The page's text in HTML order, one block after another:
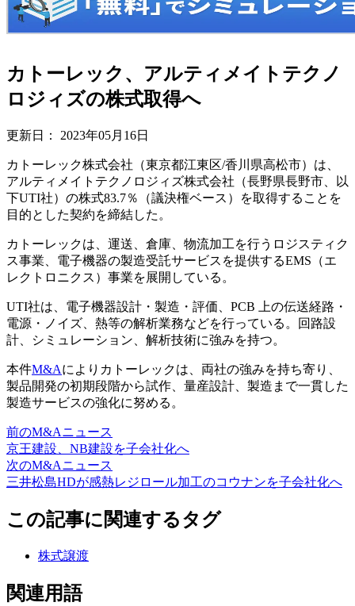
カトーレック、アルティメイトテクノ
ロジィズの株式取得へ
更新日： 2023年05月16日
カトーレック株式会社（東京都江東区/香川県高松市）は、
アルティメイトテクノロジィズ株式会社（長野県長野市、以
下UTI社）の株式83.7％（議決権ベース）を取得することを
目的とした契約を締結した。
カトーレックは、運送、倉庫、物流加工を行うロジスティク
ス事業、電子機器の製造受託サービスを提供するEMS（エ
レクトロニクス）事業を展開している。
UTI社は、電子機器設計・製造・評価、PCB 上の伝送経路・
電源・ノイズ、熱等の解析業務などを行っている。回路設
計、シミュレーション、解析技術に強みを持つ。
本件M&Aによりカトーレックは、両社の強みを持ち寄り、
製品開発の初期段階から試作、量産設計、製造まで一貫した
製造サービスの強化に努める。
前のM&Aニュース
京王建設、NB建設を子会社化へ
次のM&Aニュース
三井松島HDが感熱レジロール加工のコウナンを子会社化へ
この記事に関連するタグ
株式譲渡
関連用語